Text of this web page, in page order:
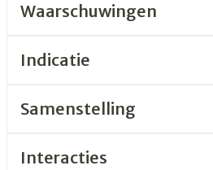
Waarschuwingen
Indicatie
Samenstelling
Interacties